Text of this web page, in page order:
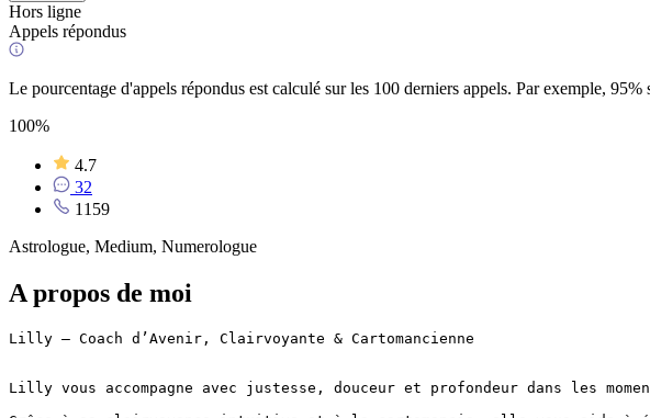
Hors ligne
Appels répondus
Le pourcentage d'appels répondus est calculé sur les 100 derniers appels. Par exemple,
100%
4.7
32
1159
Astrologue, Medium, Numerologue
A propos de moi
Lilly – Coach d’Avenir, Clairvoyante & Cartomancienne
Lilly vous accompagne avec justesse, douceur et profondeur dans les